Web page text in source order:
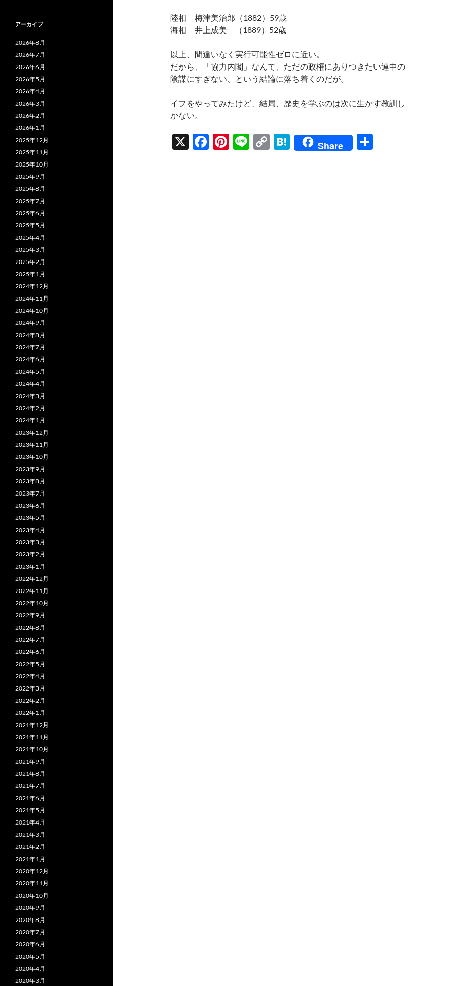
陸相 梅津美治郎（1882）59歳
海相 井上成美 （1889）52歳
以上、間違いなく実行可能性ゼロに近い。
だから、「協力内閣」なんて、ただの政権にありつきたい連中の
陰謀にすぎない、という結論に落ち着くのだが。
イフをやってみたけど、結局、歴史を学ぶのは次に生かす教訓し
かない。
X
F
Pi Li
C
H
at
Share
アーカイブ
2026年8月
2026年7月
2026年6月
2026年5月
2026年4月
2026年3月
2026年2月
2026年1月
2025年12月
2025年11月
2025年10月
2025年9月
2025年8月
2025年7月
2025年6月
2025年5月
2025年4月
2025年3月
2025年2月
2025年1月
2024年12月
2024年11月
2024年10月
2024年9月
2024年8月
2024年7月
2024年6月
2024年5月
2024年4月
2024年3月
2024年2月
2024年1月
2023年12月
2023年11月
2023年10月
2023年9月
2023年8月
2023年7月
2023年6月
2023年5月
2023年4月
2023年3月
2023年2月
2023年1月
2022年12月
2022年11月
2022年10月
2022年9月
2022年8月
2022年7月
2022年6月
2022年5月
2022年4月
2022年3月
2022年2月
2022年1月
2021年12月
2021年11月
2021年10月
2021年9月
2021年8月
2021年7月
2021年6月
2021年5月
2021年4月
2021年3月
2021年2月
2021年1月
2020年12月
2020年11月
2020年10月
2020年9月
2020年8月
2020年7月
2020年6月
2020年5月
2020年4月
2020年3月